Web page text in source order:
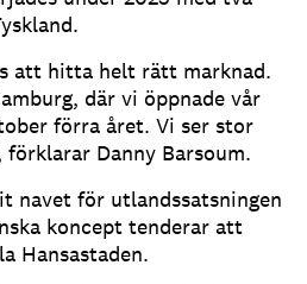
att hitta helt rätt marknad.
där vi öppnade vår
förra året. Vi ser stor
Danny Barsoum.
navet för utlandssatsningen
koncept tenderar att
Hansastaden.